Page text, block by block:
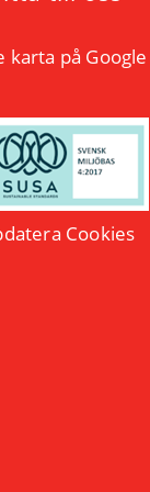
karta på Google
Cookies